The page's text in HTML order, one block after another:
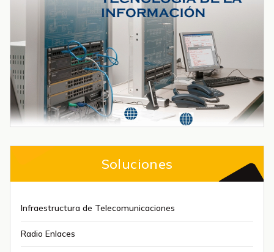
Soluciones
Infraestructura de Telecomunicaciones
Radio Enlaces